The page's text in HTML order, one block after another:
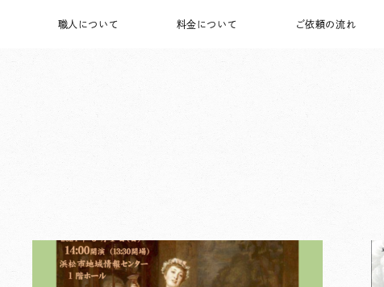
職人について 料金について ご依頼の流れ